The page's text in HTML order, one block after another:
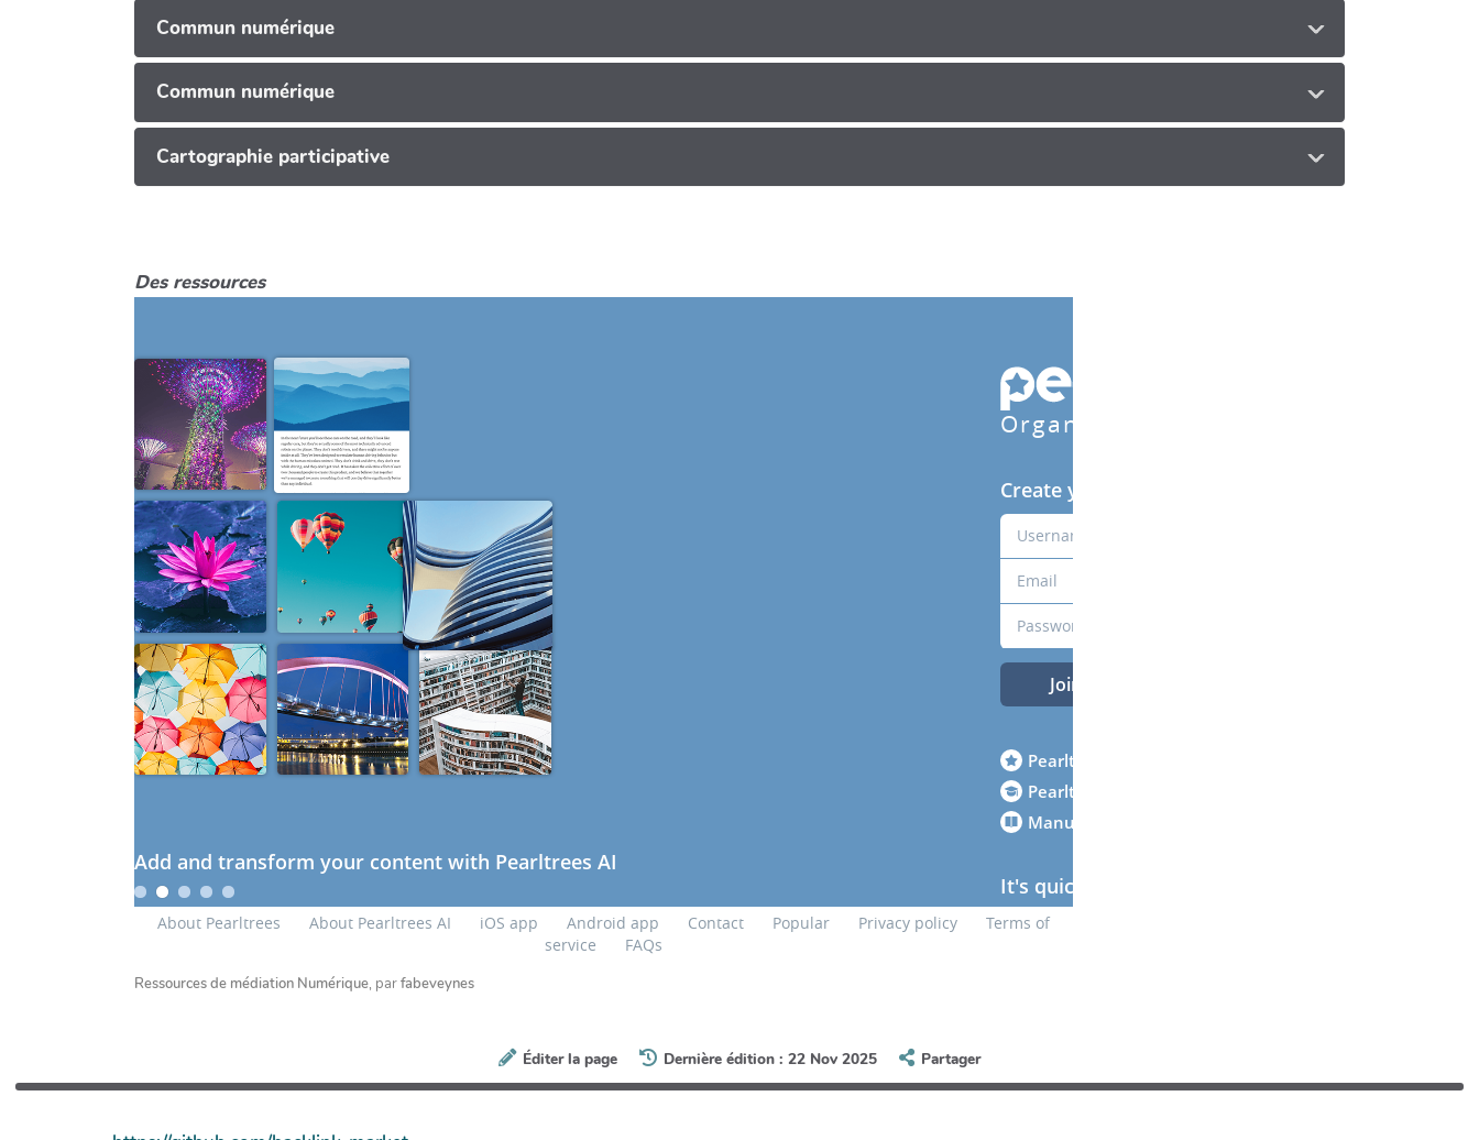
Commun numérique
Commun numérique
Cartographie participative
Des ressources
Ressources de médiation Numérique, parfabeveynes
Éditer la page Dernière édition : 22 Nov 2025 Partager